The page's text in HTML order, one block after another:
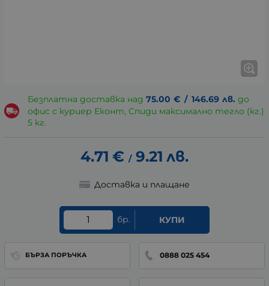
Безплатна доставка над 75.00 € / 146.69 лв. до
офис с куриер Еконт, Спиди максимално тегло (кг.)
5 кг.
4.71 € / 9.21 лв.
Доставка и плащане
бр. КУПИ
БЪРЗА ПОРЪЧКА 0888 025 454